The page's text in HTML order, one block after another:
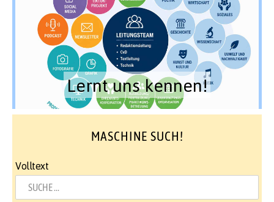
Lernt uns kennen!
MASCHINE SUCH!
Volltext